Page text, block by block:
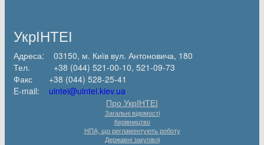
УкрІНТЕІ
Адреса: 03150, м. Київ вул. Антоновича, 180
Тел. +38 (044) 521-00-10, 521-09-73
Факс +38 (044) 528-25-41
E-mail: uintei@uintei.kiev.ua
Про УкрІНТЕІ
Загальні відомості
Керівництво
НПА, що регламентують роботу
Державні закупівлі